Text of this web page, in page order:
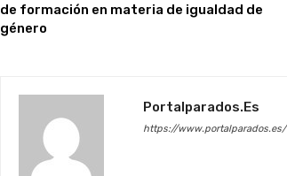
de formación en materia de igualdad de
género
Portalparados.es
https://www.portalparados.es/